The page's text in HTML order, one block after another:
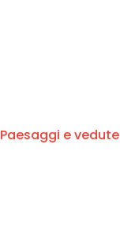
Paesaggi e vedute